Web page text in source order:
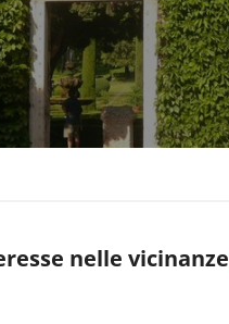
nelle vicinanze